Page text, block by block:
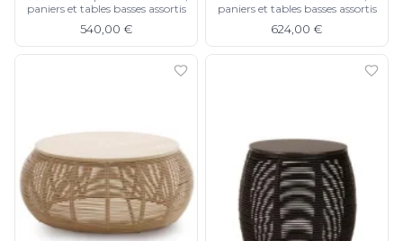
Ferroluce
Ferroluce Classic
Fine Art Lamps
Hisle
Holtkötter
Hudson Valley
Italamp
Jacques Garcia
paniers et tables basses assortis
540,00 €
paniers et tables basses assortis
624,00 €